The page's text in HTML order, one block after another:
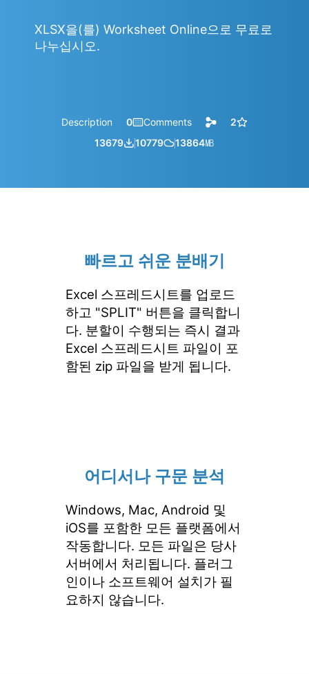
XLSX을(를) Worksheet Online으로 무료로
나누십시오.
Description 0 Comments
2
13679
10779 13864㎆︎
빠르고 쉬운 분배기
Excel 스프레드시트를 업로드
하고 "SPLIT" 버튼을 클릭합니
다. 분할이 수행되는 즉시 결과
Excel 스프레드시트 파일이 포
함된 zip 파일을 받게 됩니다.
어디서나 구문 분석
Windows, Mac, Android 및
iOS를 포함한 모든 플랫폼에서
작동합니다. 모든 파일은 당사
서버에서 처리됩니다. 플러그
인이나 소프트웨어 설치가 필
요하지 않습니다.